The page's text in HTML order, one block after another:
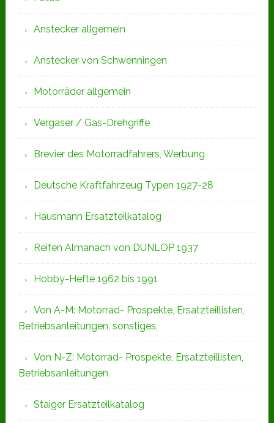
Anstecker allgemein
Anstecker von Schwenningen
Motorräder allgemein
Vergaser / Gas-Drehgriffe
Brevier des Motorradfahrers, Werbung
Deutsche Kraftfahrzeug Typen 1927-28
Hausmann Ersatzteilkatalog
Reifen Almanach von DUNLOP 1937
Hobby-Hefte 1962 bis 1991
Von A-M: Motorrad- Prospekte, Ersatzteillisten,
Betriebsanleitungen, sonstiges,
Von N-Z: Motorrad- Prospekte, Ersatzteillisten,
Betriebsanleitungen
Staiger Ersatzteilkatalog